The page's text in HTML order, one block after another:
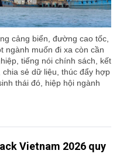
cảng biển, đường cao tốc,
ngành muốn đi xa còn cần
tiếng nói chính sách, kết
sẻ dữ liệu, thúc đẩy hợp
thái đó, hiệp hội ngành
Vietnam 2026 quy